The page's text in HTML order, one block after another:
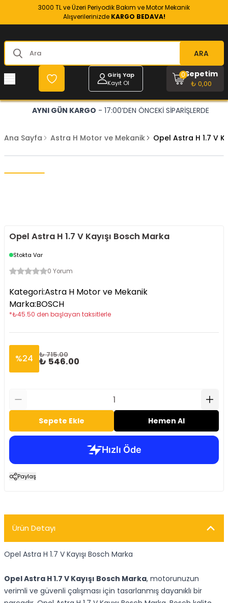
3000 TL ve Üzeri Periyodik Bakım ve Motor Mekanik
Alışverilerinizde KARGO BEDAVA!
ARA
Giriş Yap
Kayıt Ol
Sepetim
₺ 0,00
0
AYNI GÜN KARGO - 17:00’DEN ÖNCEKİ SİPARİŞLERDE
Ana Sayfa Astra H Motor ve Mekanik Opel Astra H 1.7 V
Opel Astra H 1.7 V Kayışı Bosch Marka
Stokta Var
0 Yorum
Kategori:Astra H Motor ve Mekanik
Marka:BOSCH
*₺45.50 den başlayan taksitlerle
%24 ₺ 715.00
₺ 546.00
Sepete Ekle Hemen Al
Paylaş
Ürün Detayı
Opel Astra H 1.7 V Kayışı Bosch Marka
Opel Astra H 1.7 V Kayışı Bosch Marka, motorunuzun
verimli ve güvenli çalışması için tasarlanmış dayanıklı bir